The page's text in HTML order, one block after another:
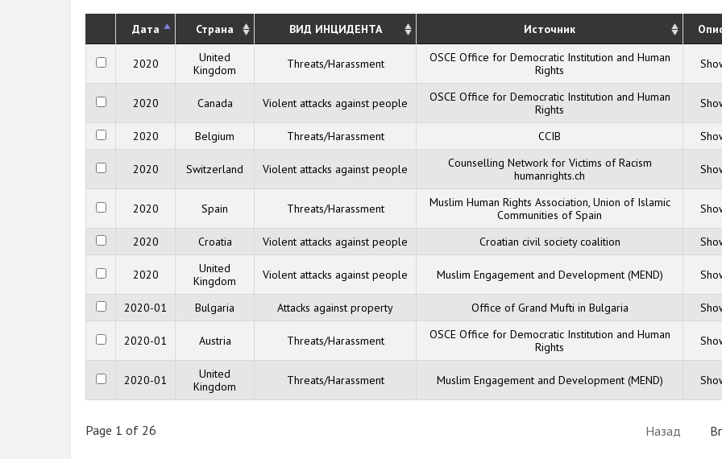
Дата Страна ВИД ИНЦИДЕНТА Источник
2020
United
Kingdom
Threats/Harassment
OSCE Office for Democratic Institution and Human
Rights
2020 Canada Violent attacks against people
OSCE Office for Democratic Institution and Human
Rights
2020 Belgium Threats/Harassment CCIB
2020 Switzerland Violent attacks against people
Counselling Network for Victims of Racism
humanrights.ch
2020 Spain Threats/Harassment
Muslim Human Rights Association, Union of Islamic
Communities of Spain
2020 Croatia Violent attacks against people Croatian civil society coalition
2020
United
Kingdom
Violent attacks against people Muslim Engagement and Development (MEND)
2020-01 Bulgaria Attacks against property Office of Grand Mufti in Bulgaria
2020-01 Austria Threats/Harassment
OSCE Office for Democratic Institution and Human
Rights
2020-01
United
Kingdom
Threats/Harassment Muslim Engagement and Development (MEND)
Page 1 of 26 Назад